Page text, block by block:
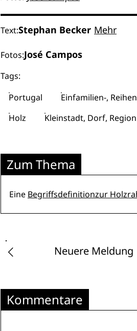
Text:Stephan Becker Mehr
Fotos:José Campos
Tags:
Portugal
Einfamilien-,
Holz
Kleinstadt, Dorf, Region
Zum Thema
Eine Begriffsdefinitionzur
Neuere Meldung
Kommentare